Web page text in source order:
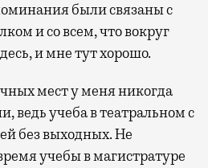
были связаны с
и со всем, что вокруг
и мне тут хорошо.
мест у меня никогда
ведь учеба в театральном с
без выходных. Не
учебы в магистратуре